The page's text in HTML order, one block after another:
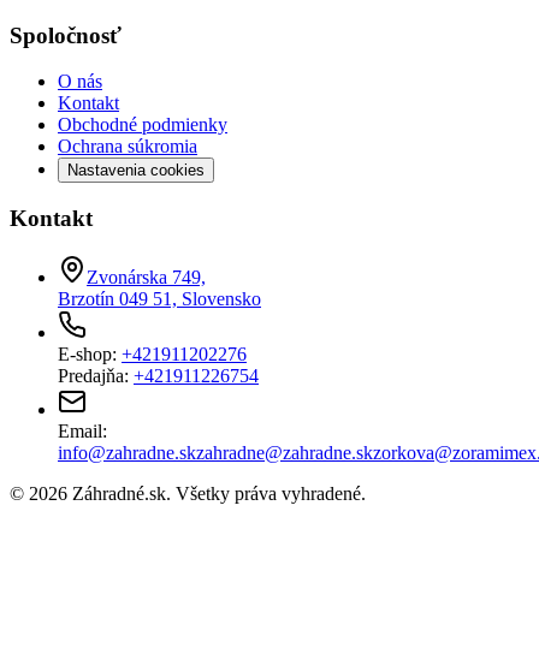
Spoločnosť
O nás
Kontakt
Obchodné podmienky
Ochrana súkromia
Nastavenia cookies
Kontakt
Zvonárska 749,
Brzotín 049 51, Slovensko
E-shop: +421911202276
Predajňa: +421911226754
Email:
info@zahradne.skzahradne@zahradne.sk
© 2026 Záhradné.sk. Všetky práva vyhradené.